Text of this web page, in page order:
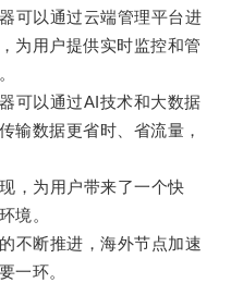
以通过云端管理平台进
为用户提供实时监控和管
以通过AI技术和大数据
输数据更省时、省流量，
为用户带来了一个快
境。
断推进，海外节点加速
一环。